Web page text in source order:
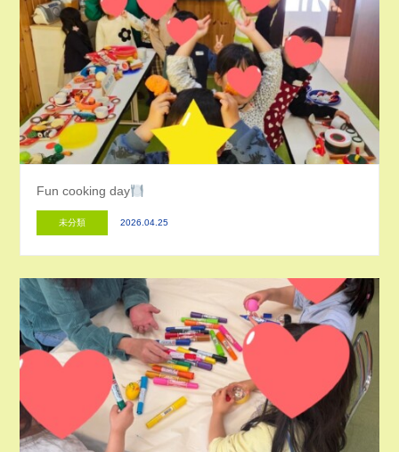
Fun cooking day
未分類 2026.04.25